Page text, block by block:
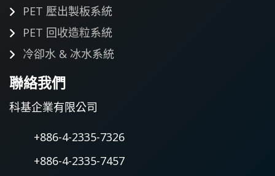
PET 壓出製板系統
PET 回收造粒系統
冷卻水 & 冰水系統
聯絡我們
科基企業有限公司
+886-4-2335-7326
+886-4-2335-7457